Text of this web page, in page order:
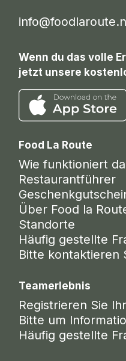
Wenn du das volle
jetzt unsere
Food La Route
Wie funktioniert
Restaurantführer
Über Food la
Standorte
Häufig gestellte
Bitte kontaktieren
Teamerlebnis
Registrieren Sie
Bitte um
Häufig gestellte